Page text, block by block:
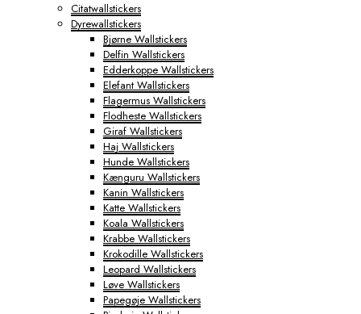
Citatwallstickers
Dyrewallstickers
Bjørne Wallstickers
Delfin Wallstickers
Edderkoppe Wallstickers
Elefant Wallstickers
Flagermus Wallstickers
Flodheste Wallstickers
Giraf Wallstickers
Haj Wallstickers
Hunde Wallstickers
Kænguru Wallstickers
Kanin Wallstickers
Katte Wallstickers
Koala Wallstickers
Krabbe Wallstickers
Krokodille Wallstickers
Leopard Wallstickers
Løve Wallstickers
Papegøje Wallstickers